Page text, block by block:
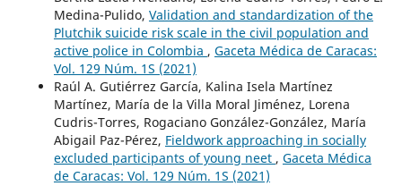
Medina-Pulido, Validation and standardization of the
Plutchik suicide risk scale in the civil population and
active police in Colombia , Gaceta Médica de Caracas:
Vol. 129 Núm. 1S (2021)
Raúl A. Gutiérrez García, Kalina Isela Martínez
Martínez, María de la Villa Moral Jiménez, Lorena
Cudris-Torres, Rogaciano González-González, María
Abigail Paz-Pérez, Fieldwork approaching in socially
excluded participants of young neet , Gaceta Médica
de Caracas: Vol. 129 Núm. 1S (2021)